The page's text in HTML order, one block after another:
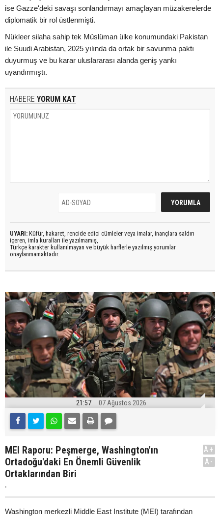
ise Gazze'deki savaşı sonlandırmayı amaçlayan müzakerelerde
diplomatik bir rol üstlenmişti.
Nükleer silaha sahip tek Müslüman ülke konumundaki Pakistan
ile Suudi Arabistan, 2025 yılında da ortak bir savunma paktı
duyurmuş ve bu karar uluslararası alanda geniş yankı
uyandırmıştı.
HABERE YORUM KAT
UYARI: Küfür, hakaret, rencide edici cümleler veya imalar, inançlara saldırı
içeren, imla kuralları ile yazılmamış,
Türkçe karakter kullanılmayan ve büyük harflerle yazılmış yorumlar
onaylanmamaktadır.
21:57 07 Ağustos 2026
MEI Raporu: Peşmerge, Washington'ın
Ortadoğu'daki En Önemli Güvenlik
Ortaklarından Biri
.
A+
A-
Washington merkezli Middle East Institute (MEI) tarafından